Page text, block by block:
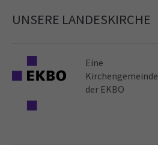
UNSERE LANDESKIRCHE
Eine
Kirchen­gemeinde
der EKBO